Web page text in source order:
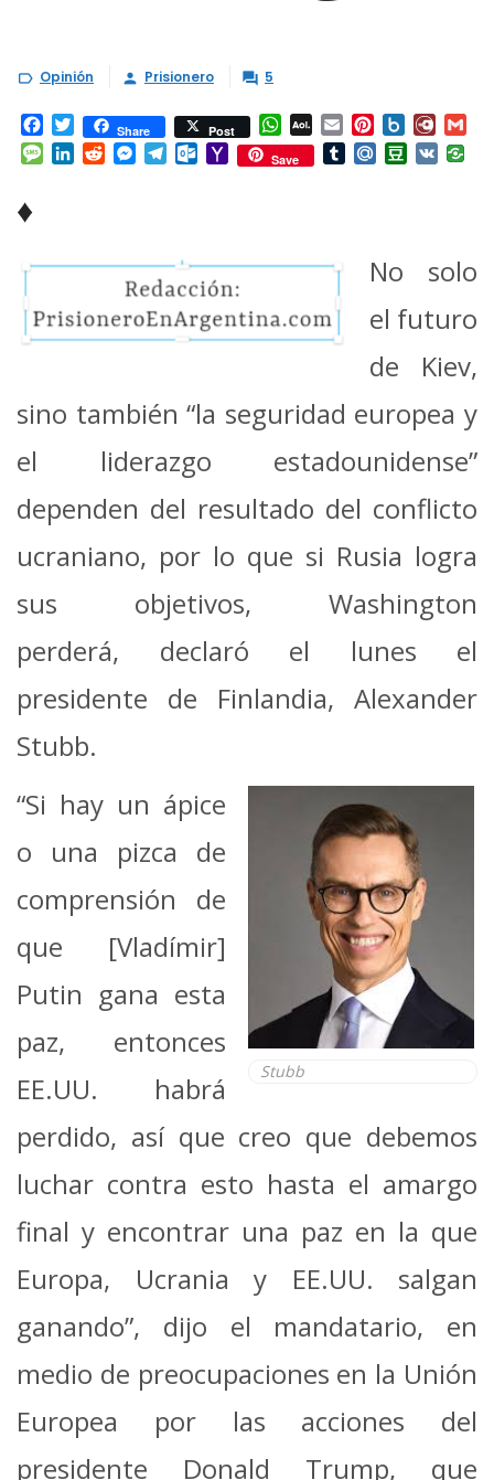
 Opinión  Prisionero  5
Facebook
TwitterShare Post WhatsApp
AOL
Mail
EmailPinterest
Box.net
Message
LinkedInRedditMessenger
TelegramOutlook.com
YahooSave TumblrMail.RuDouban
VK
♦
No solo
el futuro
de Kiev,
sino también “la seguridad europea y
el liderazgo estadounidense”
dependen del resultado del conflicto
ucraniano, por lo que si Rusia logra
sus objetivos, Washington
perderá, declaró el lunes el
presidente de Finlandia, Alexander
Stubb.
Stubb
“Si hay un ápice
o una pizca de
comprensión de
que [Vladímir]
Putin gana esta
paz, entonces
EE.UU. habrá
perdido, así que creo que debemos
luchar contra esto hasta el amargo
final y encontrar una paz en la que
Europa, Ucrania y EE.UU. salgan
ganando”, dijo el mandatario, en
medio de preocupaciones en la Unión
Europea por las acciones del
presidente Donald Trump, que